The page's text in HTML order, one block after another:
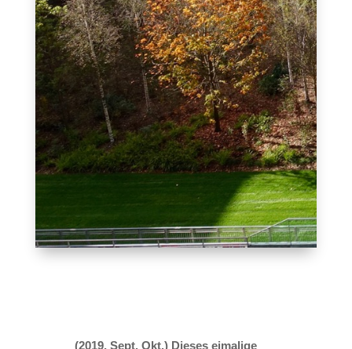
(2019, Sept. Okt.) Dieses eimalige